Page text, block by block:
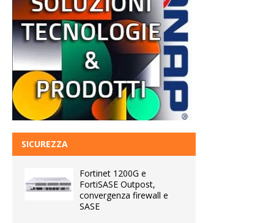
SICUREZZA
Fortinet 1200G e
FortiSASE Outpost,
convergenza firewall e
SASE